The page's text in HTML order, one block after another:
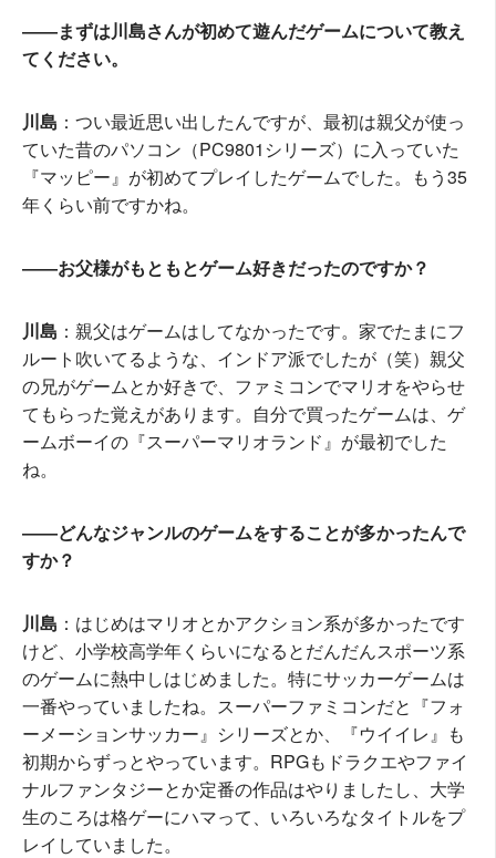
――まずは川島さんが初めて遊んだゲームについて教え
てください。
川島 ：つい最近思い出したんですが、最初は親父が使っ
ていた昔のパソコン（PC9801シリーズ）に入っていた
『マッピー』が初めてプレイしたゲームでした。もう35
年くらい前ですかね。
――お父様がもともとゲーム好きだったのですか？
川島 ：親父はゲームはしてなかったです。家でたまにフ
ルート吹いてるような、インドア派でしたが（笑）親父
の兄がゲームとか好きで、ファミコンでマリオをやらせ
てもらった覚えがあります。自分で買ったゲームは、ゲ
ームボーイの『スーパーマリオランド』が最初でした
ね。
――どんなジャンルのゲームをすることが多かったんで
すか？
川島 ：はじめはマリオとかアクション系が多かったです
けど、小学校高学年くらいになるとだんだんスポーツ系
のゲームに熱中しはじめました。特にサッカーゲームは
一番やっていましたね。スーパーファミコンだと『フォ
ーメーションサッカー』シリーズとか、『ウイイレ』も
初期からずっとやっています。RPGもドラクエやファイ
ナルファンタジーとか定番の作品はやりましたし、大学
生のころは格ゲーにハマって、いろいろなタイトルをプ
レイしていました。